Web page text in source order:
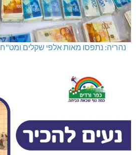
נהריה: נתפסו מאות אלפי שקלים ומט"ח